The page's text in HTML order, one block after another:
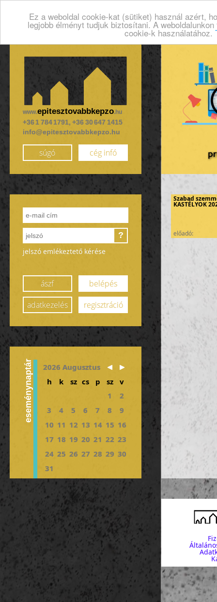
Ez a weboldal cookie-kat (sütiket) használ azért,
legjobb élményt tudjuk biztosítani. A
cookie-k használatához.
www.epitesztovabbkepzo.hu
+36 1 784 1791, +36 30 647 1415
info@epitesztovabbkepzo.hu
súgó cég infó
?
jelszó emlékeztető kérése
ászf
belépés
adatkezelés
regisztráció
eseménynaptár
2026 Augusztus
h
k sz cs p sz
v
1
2
3
4 5 6 7 8
9
10 11 12 13 14 15 16
17 18 19 20 21 22 23
24 25 26 27 28 29 30
31
Szabad
KASTÉLYOK
előadó: